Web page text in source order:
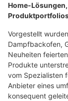
Home-
Vorgestellt
Dampfbackofen,
Neuheiten
Produkte
vom Spezialisten
Anbieter eines
konsequent